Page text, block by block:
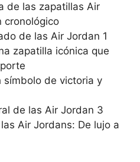
de las zapatillas Air
cronológico
de las Air Jordan 1
zapatilla icónica que
símbolo de victoria y
de las Air Jordan 3
Air Jordans: De lujo a